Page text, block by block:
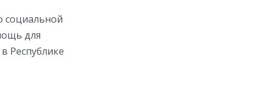
социальной
для
Республике